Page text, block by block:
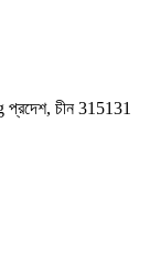
চীন 315131